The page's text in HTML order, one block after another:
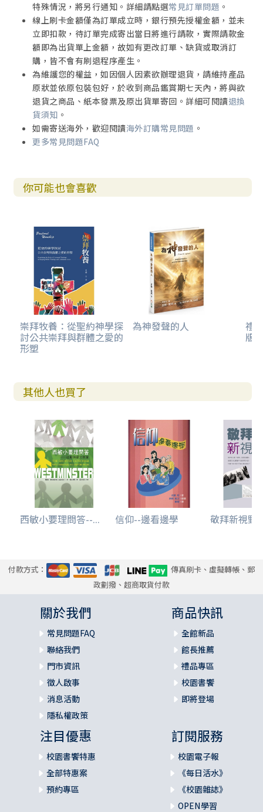
特殊情況，將另行通知。詳細請點選常見訂單問題 。
線上刷卡金額僅為訂單成立時，銀行預先授權金額，並未
立即扣款，待訂單完成寄出當日將進行請款，實際請款金
額即為出貨單上金額，故如有更改訂單、缺貨或取消訂
購，皆不會有刷退程序產生。
為維護您的權益，如因個人因素欲辦理退貨，請維持產品
原狀並依原包裝包好，於收到商品鑑賞期七天內，將與欲
退貨之商品、紙本發票及原出貨單寄回。詳細可閱讀退換
貨須知 。
如需寄送海外，歡迎閱讀海外訂購常見問題 。
更多常見問題FAQ
你可能也會喜歡
崇拜牧養：從聖約神學探
討公共崇拜與群體之愛的
形塑
為神發聲的人 禮
版)
其他人也買了
西敏小要理問答--... 信仰--邊看邊學 敬拜新視野
付款方式：
傳真刷卡、虛擬轉帳、郵
政劃撥、超商取貨付款
關於我們
常見問題FAQ
聯絡我們
門市資訊
徵人啟事
消息活動
隱私權政策
商品快訊
全館新品
館長推薦
禮品專區
校園書饗
即將登場
注目優惠
校園書饗特惠
全部特惠案
預約專區
訂閱服務
校園電子報
《每日活水》
《校園雜誌》
OPEN學習